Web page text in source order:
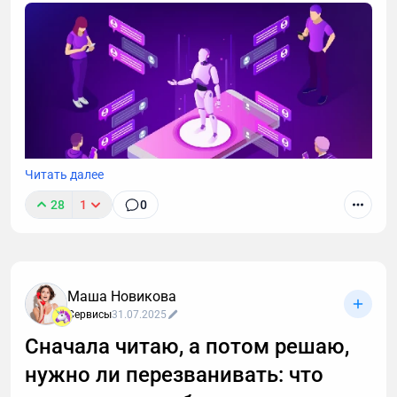
Читать далее
28 1 0
Маша Новикова
Сервисы31.07.2025
Сначала читаю, а потом решаю,
нужно ли перезванивать: что